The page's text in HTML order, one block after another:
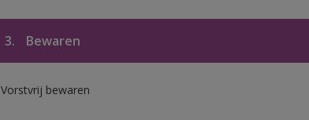
3. Bewaren
Vorstvrij bewaren